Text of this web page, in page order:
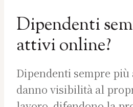
Dipendenti
attivi online?
Dipendenti sempre più
danno visibilità al